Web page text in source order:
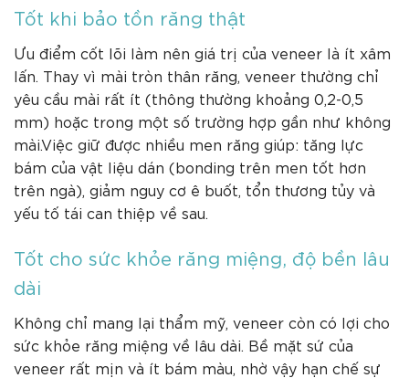
Tốt khi bảo tồn răng thật
Ưu điểm cốt lõi làm nên giá trị của veneer là ít xâm
lấn. Thay vì mài tròn thân răng, veneer thường chỉ
yêu cầu mài rất ít (thông thường khoảng 0,2-0,5
mm) hoặc trong một số trường hợp gần như không
mài.Việc giữ được nhiều men răng giúp: tăng lực
bám của vật liệu dán (bonding trên men tốt hơn
trên ngà), giảm nguy cơ ê buốt, tổn thương tủy và
yếu tố tái can thiệp về sau.
Tốt cho sức khỏe răng miệng, độ bền lâu
dài
Không chỉ mang lại thẩm mỹ, veneer còn có lợi cho
sức khỏe răng miệng về lâu dài. Bề mặt sứ của
veneer rất mịn và ít bám màu, nhờ vậy hạn chế sự